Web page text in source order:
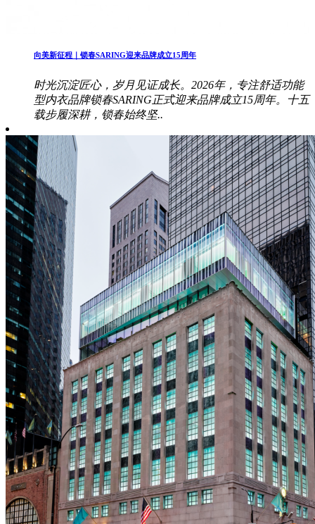
向美新征程｜锁春SARING迎来品牌成立15周年
时光沉淀匠心，岁月见证成长。2026年，专注舒适功能
型内衣品牌锁春SARING正式迎来品牌成立15周年。十五
载步履深耕，锁春始终坚..